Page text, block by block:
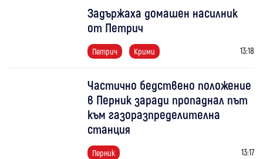
Задържаха домашен насилник
от Петрич
Петрич Крими 13:18
Частично бедствено положение
в Перник заради пропаднал път
към газоразпределителна
станция
Перник 13:17